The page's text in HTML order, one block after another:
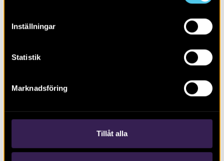
Inställningar
Statistik
Marknadsföring
Tillåt alla
fram